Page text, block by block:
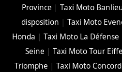
Province | Taxi Moto
disposition |Taxi Moto
Honda |Taxi Moto La Défense
Seine |Taxi Moto Tour
Triomphe |Taxi Moto